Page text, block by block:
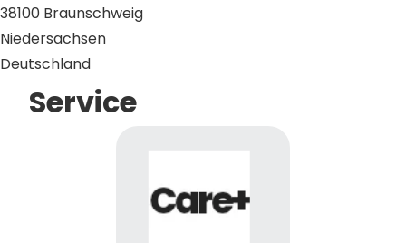
38100 Braunschweig
Niedersachsen
Deutschland
Service